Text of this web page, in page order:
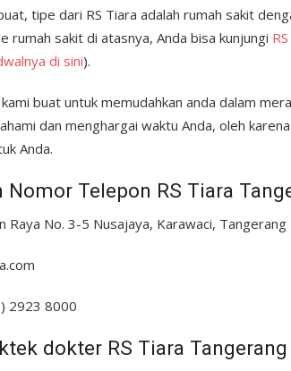
tipe dari RS Tiara adalah rumah sakit
rumah sakit di atasnya, Anda bisa kunjungi
di sini).
buat untuk memudahkan anda dalam
dan menghargai waktu Anda, oleh
Anda.
Nomor Telepon RS Tiara
Raya No. 3-5 Nusajaya, Karawaci, Tangerang
2923 8000
dokter RS Tiara Tangerang